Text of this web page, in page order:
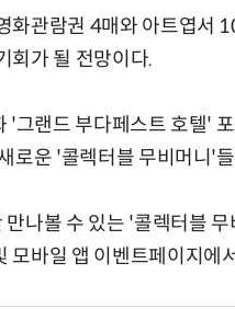
화관람권 4매와 아트엽서
회가 될 전망이다.
'그랜드 부다페스트 호텔'
로운 '콜렉터블 무비머니'
만나볼 수 있는 '콜렉터블
모바일 앱 이벤트페이지에